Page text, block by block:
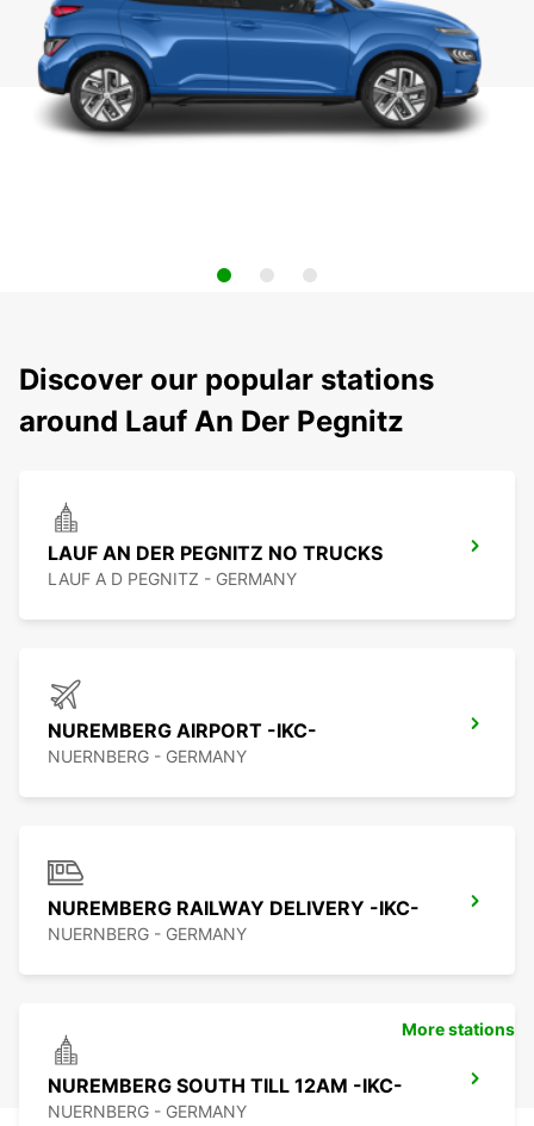
Discover our popular stations
around Lauf An Der Pegnitz
LAUF AN DER PEGNITZ NO TRUCKS
LAUF A D PEGNITZ - GERMANY
NUREMBERG AIRPORT -IKC-
NUERNBERG - GERMANY
NUREMBERG RAILWAY DELIVERY -IKC-
NUERNBERG - GERMANY
NUREMBERG SOUTH TILL 12AM -IKC-
NUERNBERG - GERMANY
More stations